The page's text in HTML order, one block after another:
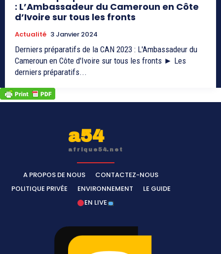
: L’Ambassadeur du Cameroun en Côte
d’Ivoire sur tous les fronts
Actualité 3 Janvier 2024
Derniers préparatifs de la CAN 2023 : L'Ambassadeur du
Cameroun en Côte d'Ivoire sur tous les fronts ► Les
derniers préparatifs...
a54
afrique54.net
A PROPOS DE NOUS
CONTACTEZ-NOUS
POLITIQUE PRIVÉE
ENVIRONNEMENT
LE GUIDE
EN LIVE